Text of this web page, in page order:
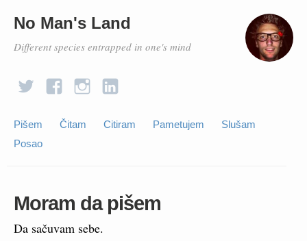
No Man's Land
Different species entrapped in one's mind
Pišem Čitam Citiram Pametujem
Slušam
Posao
Moram da pišem
Da sačuvam sebe.